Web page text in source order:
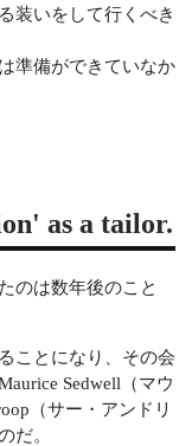
装いをして行くべき
準備ができていなか
as a tailor.
のは数年後のこと
ことになり、その会
Sedwell（マウ
（サー・アンドリ
だ。